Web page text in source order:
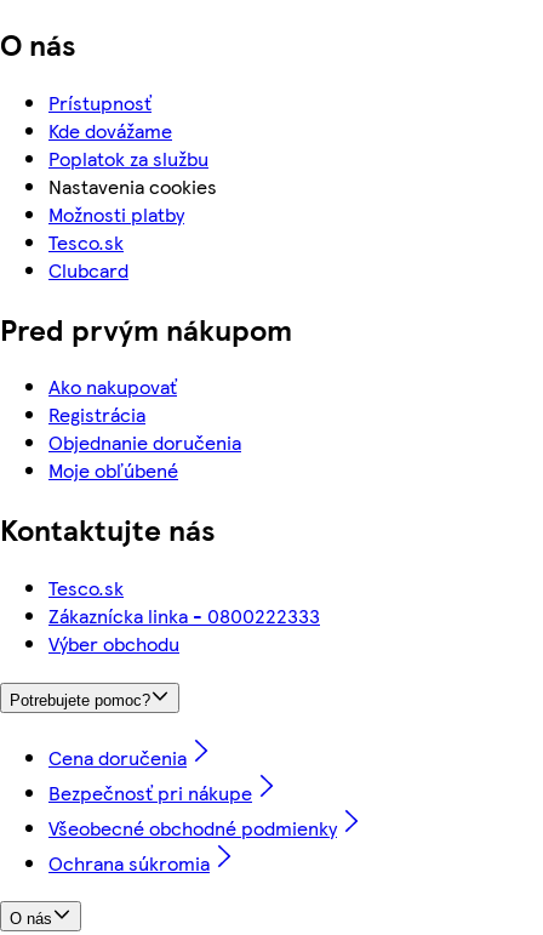
O nás
Prístupnosť
Kde dovážame
Poplatok za službu
Nastavenia cookies
Možnosti platby
Tesco.sk
Clubcard
Pred prvým nákupom
Ako nakupovať
Registrácia
Objednanie doručenia
Moje obľúbené
Kontaktujte nás
Tesco.sk
Zákaznícka linka - 0800222333
Výber obchodu
Potrebujete pomoc?
Cena doručenia
Bezpečnosť pri nákupe
Všeobecné obchodné podmienky
Ochrana súkromia
O nás